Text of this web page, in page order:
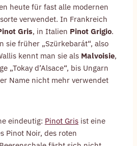
heute für fast alle modernen
verwendet. In Frankreich
Gris, in Italien Pinot Grigio.
sie früher „Szürkebarát“, also
kennt man sie als Malvoisie,
„Tokay d’Alsace“, bis Ungarn
Name nicht mehr verwendet
eindeutig: Pinot Gris ist eine
Pinot Noir, des roten